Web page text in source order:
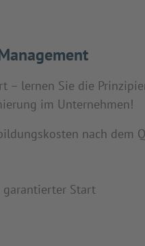
– lernen Sie die
im Unternehmen!
nach dem
Start